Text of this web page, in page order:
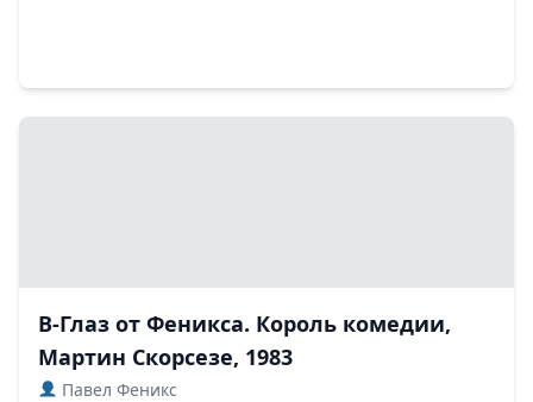
В-Глаз от Феникса. Король комедии,
Мартин Скорсезе, 1983
Павел Феникс